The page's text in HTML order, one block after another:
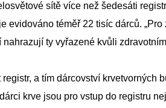
sítě více než šedesáti
evidováno téměř 22 tisíc dárců.
ty vyřazené kvůli
a tím dárcovství krvetvorných
krve jsou pro vstup do registru